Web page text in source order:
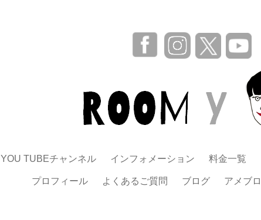
YOU TUBEチャンネル インフォメーション 料金一覧
プロフィール よくあるご質問 ブログ アメブロ